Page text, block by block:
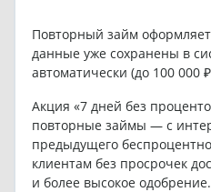
Повторный займ
данные уже сохранены в
автоматически (до 100 000
Акция «7 дней без
повторные займы — с
предыдущего
клиентам без просрочек
и более высокое одобрение.